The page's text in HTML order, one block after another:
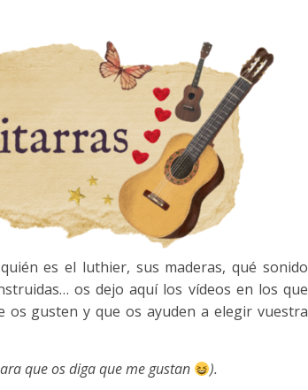
es el luthier, sus maderas, qué sonido
os dejo aquí los vídeos en los que
os gusten y que os ayuden a elegir vuestra
que os diga que me gustan
).